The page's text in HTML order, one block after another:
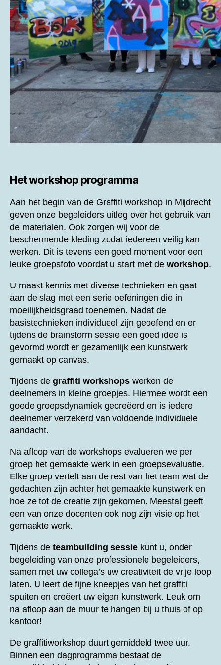
Het workshop programma
Aan het begin van de Graffiti workshop in Mijdrecht
geven onze begeleiders uitleg over het gebruik van
de materialen. Ook zorgen wij voor de
beschermende kleding zodat iedereen veilig kan
werken. Dit is tevens een goed moment voor een
leuke groepsfoto voordat u start met de workshop.
U maakt kennis met diverse technieken en gaat
aan de slag met een serie oefeningen die in
moeilijkheidsgraad toenemen. Nadat de
basistechnieken individueel zijn geoefend en er
tijdens de brainstorm sessie een goed idee is
gevormd wordt er gezamenlijk een kunstwerk
gemaakt op canvas.
Tijdens de graffiti workshops werken de
deelnemers in kleine groepjes. Hiermee wordt een
goede groepsdynamiek gecreëerd en is iedere
deelnemer verzekerd van voldoende individuele
aandacht.
Na afloop van de workshops evalueren we per
groep het gemaakte werk in een groepsevaluatie.
Elke groep vertelt aan de rest van het team wat de
gedachten zijn achter het gemaakte kunstwerk en
hoe ze tot de creatie zijn gekomen. Meestal geeft
een van onze docenten ook nog zijn visie op het
gemaakte werk.
Tijdens de teambuilding sessie kunt u, onder
begeleiding van onze professionele begeleiders,
samen met uw collega’s uw creativiteit de vrije loop
laten. U leert de fijne kneepjes van het graffiti
spuiten en creëert uw eigen kunstwerk. Leuk om
na afloop aan de muur te hangen bij u thuis of op
kantoor!
De graffitiworkshop duurt gemiddeld twee uur.
Binnen een dagprogramma bestaat de